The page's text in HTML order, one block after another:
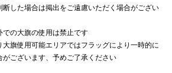
断した場合は掲出をご遠慮いただく場合がござい
での大旗の使用は禁止です
旗使用可能エリアではフラッグにより一時的に
ございます、予めご了承ください